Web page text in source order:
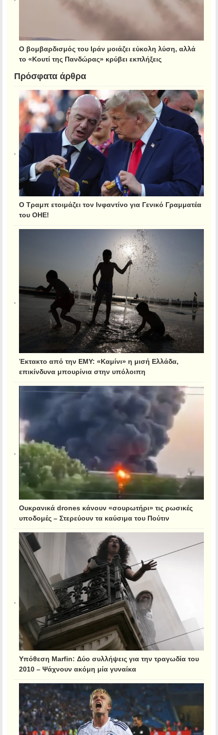
Ο βομβαρδισμός του Ιράν μοιάζει εύκολη λύση, αλλά
το «Κουτί της Πανδώρας» κρύβει εκπλήξεις
Πρόσφατα άρθρα
Ο Τραμπ ετοιμάζει τον Ινφαντίνο για Γενικό Γραμματέα
του ΟΗΕ!
Έκτακτο από την ΕΜΥ: «Καμίνι» η μισή Ελλάδα,
επικίνδυνα μπουρίνια στην υπόλοιπη
Ουκρανικά drones κάνουν «σουρωτήρι» τις ρωσικές
υποδομές – Στερεύουν τα καύσιμα του Πούτιν
Υπόθεση Marfin: Δύο συλλήψεις για την τραγωδία του
2010 – Ψάχνουν ακόμη μία γυναίκα